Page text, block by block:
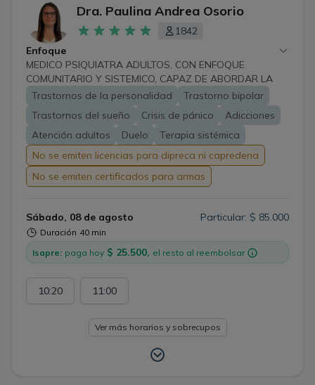
Dra. Paulina Andrea Osorio
1842
Enfoque
MEDICO PSIQUIATRA ADULTOS, CON ENFOQUE
COMUNITARIO Y SISTEMICO, CAPAZ DE ABORDAR LA
PROBLEMÁTICA DE SALUD MENTAL DESDE SUS
MULTIPLES CAUSAS, EXPERIENCIA EN TRASTORNOS
DEL ANIMO, TRASTORNOS DE ANSIEDAD, TRASTORNOS
DE PERSONALIDAD, TRASTORNOS DE LA CONDUCTA
ADICTIVA, PSICOSIS, ETC. (NO ATIENDO DEFICIT
ATENCIONAL DEL ADULTO)
Trastornos de la personalidad
Trastorno bipolar
Trastornos del sueño
Crisis de pánico
Adicciones
Atención adultos
Duelo
Terapia sistémica
No se emiten licencias para dipreca ni capredena
No se emiten certificados para armas
Sábado, 08 de agosto
Duración 40 min
Particular: $ 85.000
Isapre: paga hoy $ 25.500, el resto al reembolsar
10:20 11:00
Ver más horarios y sobrecupos